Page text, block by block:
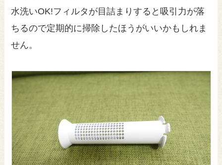
水洗いOK!フィルタが目詰まりすると吸引力が落
ちるので定期的に掃除したほうがいいかもしれま
せん。